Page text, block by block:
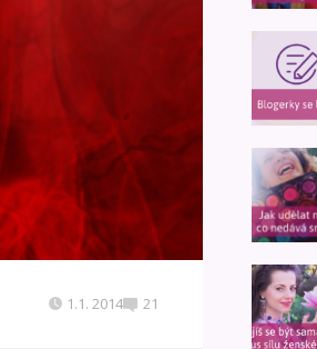
1.1. 2014 21